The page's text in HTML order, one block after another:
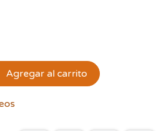
Agregar al carrito